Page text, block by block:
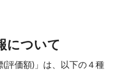
について
評価額)」は、以下の４種